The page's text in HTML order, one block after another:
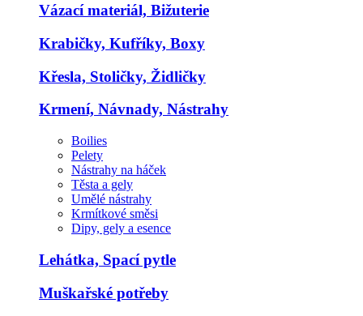
Vázací materiál, Bižuterie
Krabičky, Kufříky, Boxy
Křesla, Stoličky, Židličky
Krmení, Návnady, Nástrahy
Boilies
Pelety
Nástrahy na háček
Těsta a gely
Umělé nástrahy
Krmítkové směsi
Dipy, gely a esence
Lehátka, Spací pytle
Muškařské potřeby